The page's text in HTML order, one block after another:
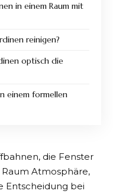
in einem Raum mit
reinigen?
optisch die
einem formellen
die Fenster
Atmosphäre,
Entscheidung bei